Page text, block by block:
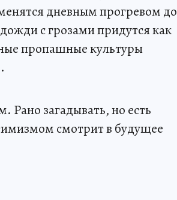
дневным прогревом до
с грозами придутся как
пропашные культуры
Рано загадывать, но есть
смотрит в будущее